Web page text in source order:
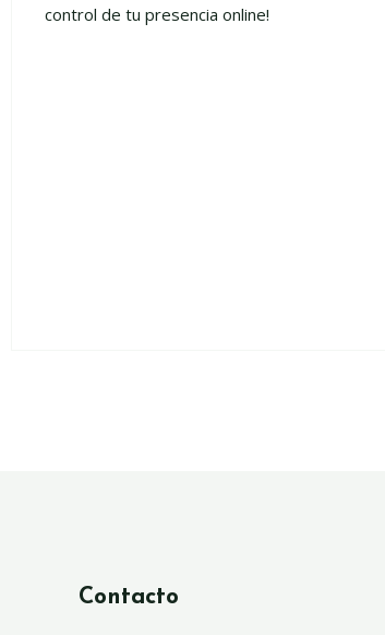
control de tu presencia online!
Contacto